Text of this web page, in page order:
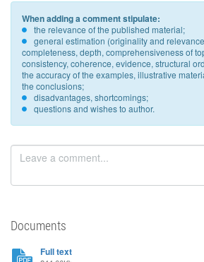
When adding a comment stipulate:
the relevance of the published material;
general estimation (originality and
completeness, depth, comprehensiveness of
consistency, coherence, evidence, structural
the accuracy of the examples, illustrative
the conclusions;
disadvantages, shortcomings;
questions and wishes to author.
Documents
Full text